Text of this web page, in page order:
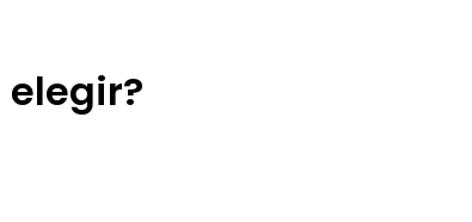
elegir?